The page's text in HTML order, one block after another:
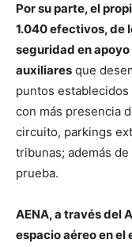
Por su parte, el
1.040 efectivos, de
seguridad en
auxiliares que
puntos
con más presencia
circuito, parkings
tribunas; además
prueba.
AENA, a través del
espacio aéreo en el